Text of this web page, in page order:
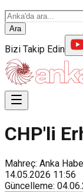
Ara
Bizi Takip Edin
CHP'li
Mahreç: Anka
14.05.2026 11:56
Güncelleme: